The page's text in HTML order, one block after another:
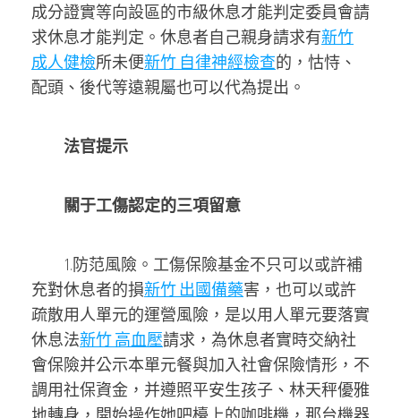
成分證實等向設區的市級休息才能判定委員會請
求休息才能判定。休息者自己親身請求有新竹
成人健檢所未便新竹 自律神經檢查的，怙恃、
配頭、後代等遠親屬也可以代為提出。
法官提示
關于工傷認定的三項留意
1.防范風險。工傷保險基金不只可以或許補
充對休息者的損新竹 出國備藥害，也可以或許
疏散用人單元的運營風險，是以用人單元要落實
休息法新竹 高血壓請求，為休息者實時交納社
會保險并公示本單元餐與加入社會保險情形，不
調用社保資金，并遵照平安生孩子、林天秤優雅